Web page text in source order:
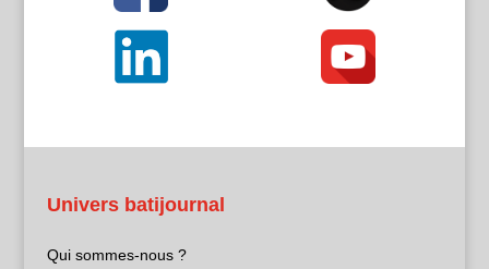
Univers batijournal
Qui sommes-nous ?